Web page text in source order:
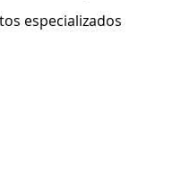
especializados